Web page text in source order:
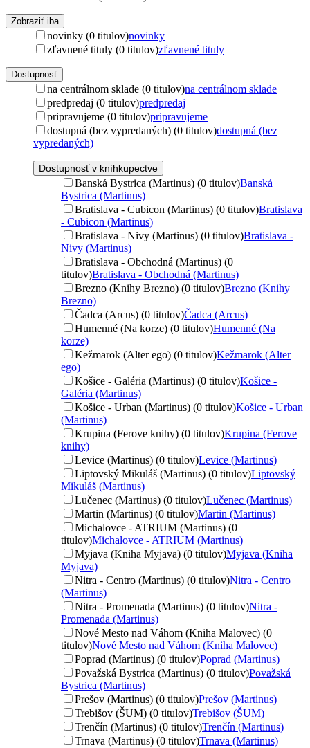
Zobraziť iba
novinky (0 titulov)novinky
zľavnené tituly (0 titulov)zľavnené tituly
Dostupnosť
na centrálnom sklade (0 titulov)na centrálnom sklade
predpredaj (0 titulov)predpredaj
pripravujeme (0 titulov)pripravujeme
dostupná (bez vypredaných) (0 titulov)dostupná (bez
vypredaných)
Dostupnosť v kníhkupectve
Banská Bystrica (Martinus) (0 titulov)Banská
Bystrica (Martinus)
Bratislava - Cubicon (Martinus) (0 titulov)Bratislava
- Cubicon (Martinus)
Bratislava - Nivy (Martinus) (0 titulov)Bratislava -
Nivy (Martinus)
Bratislava - Obchodná (Martinus) (0
titulov)Bratislava - Obchodná (Martinus)
Brezno (Knihy Brezno) (0 titulov)Brezno (Knihy
Brezno)
Čadca (Arcus) (0 titulov)Čadca (Arcus)
Humenné (Na korze) (0 titulov)Humenné (Na
korze)
Kežmarok (Alter ego) (0 titulov)Kežmarok (Alter
ego)
Košice - Galéria (Martinus) (0 titulov)Košice -
Galéria (Martinus)
Košice - Urban (Martinus) (0 titulov)Košice - Urban
(Martinus)
Krupina (Ferove knihy) (0 titulov)Krupina (Ferove
knihy)
Levice (Martinus) (0 titulov)Levice (Martinus)
Liptovský Mikuláš (Martinus) (0 titulov)Liptovský
Mikuláš (Martinus)
Lučenec (Martinus) (0 titulov)Lučenec (Martinus)
Martin (Martinus) (0 titulov)Martin (Martinus)
Michalovce - ATRIUM (Martinus) (0
titulov)Michalovce - ATRIUM (Martinus)
Myjava (Kniha Myjava) (0 titulov)Myjava (Kniha
Myjava)
Nitra - Centro (Martinus) (0 titulov)Nitra - Centro
(Martinus)
Nitra - Promenada (Martinus) (0 titulov)Nitra -
Promenada (Martinus)
Nové Mesto nad Váhom (Kniha Malovec) (0
titulov)Nové Mesto nad Váhom (Kniha Malovec)
Poprad (Martinus) (0 titulov)Poprad (Martinus)
Považská Bystrica (Martinus) (0 titulov)Považská
Bystrica (Martinus)
Prešov (Martinus) (0 titulov)Prešov (Martinus)
Trebišov (ŠUM) (0 titulov)Trebišov (ŠUM)
Trenčín (Martinus) (0 titulov)Trenčín (Martinus)
Trnava (Martinus) (0 titulov)Trnava (Martinus)